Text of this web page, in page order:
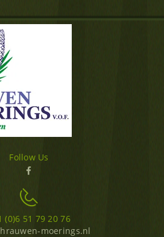
Follow Us
(0)6 51 79 20 76
moerings.nl